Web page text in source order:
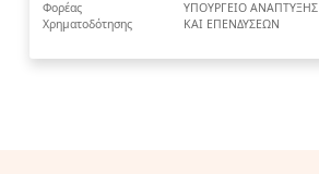
Φορέας
Χρηματοδότησης
ΥΠΟΥΡΓΕΙΟ ΑΝΑΠΤΥΞΗΣ
ΚΑΙ ΕΠΕΝΔΥΣΕΩΝ